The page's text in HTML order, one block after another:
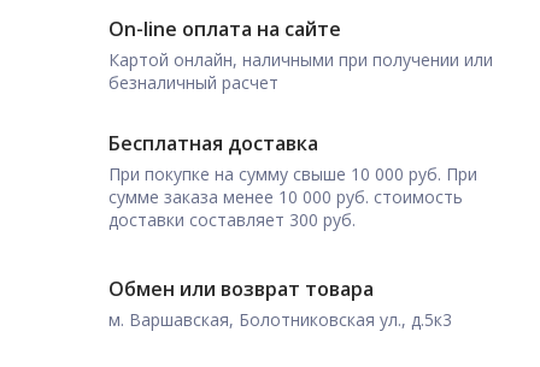
On-line оплата на сайте
Картой онлайн, наличными при получении или
безналичный расчет
Бесплатная доставка
При покупке на сумму свыше 10 000 руб. При
сумме заказа менее 10 000 руб. стоимость
доставки составляет 300 руб.
Обмен или возврат товара
м. Варшавская, Болотниковская ул., д.5к3